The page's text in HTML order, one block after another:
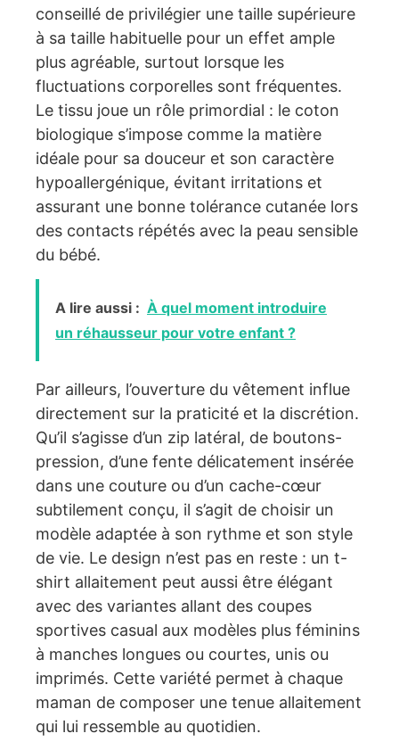
conseillé de privilégier une taille supérieure
à sa taille habituelle pour un effet ample
plus agréable, surtout lorsque les
fluctuations corporelles sont fréquentes.
Le tissu joue un rôle primordial : le coton
biologique s’impose comme la matière
idéale pour sa douceur et son caractère
hypoallergénique, évitant irritations et
assurant une bonne tolérance cutanée lors
des contacts répétés avec la peau sensible
du bébé.
A lire aussi : À quel moment introduire
un réhausseur pour votre enfant ?
Par ailleurs, l’ouverture du vêtement influe
directement sur la praticité et la discrétion.
Qu’il s’agisse d’un zip latéral, de boutons-
pression, d’une fente délicatement insérée
dans une couture ou d’un cache-cœur
subtilement conçu, il s’agit de choisir un
modèle adaptée à son rythme et son style
de vie. Le design n’est pas en reste : un t-
shirt allaitement peut aussi être élégant
avec des variantes allant des coupes
sportives casual aux modèles plus féminins
à manches longues ou courtes, unis ou
imprimés. Cette variété permet à chaque
maman de composer une tenue allaitement
qui lui ressemble au quotidien.